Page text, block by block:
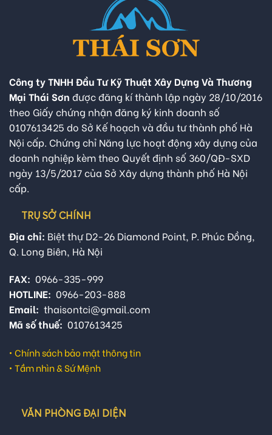
Công ty TNHH Đầu Tư Kỹ Thuật Xây Dựng Và Thương
Mại Thái Sơn được đăng kí thành lập ngày 28/10/2016
theo Giấy chứng nhận đăng ký kinh doanh số
0107613425 do Sở Kế hoạch và đầu tư thành phố Hà
Nội cấp. Chứng chỉ Năng lực hoạt động xây dựng của
doanh nghiệp kèm theo Quyết định số 360/QĐ-SXD
ngày 13/5/2017 của Sở Xây dựng thành phố Hà Nội
cấp.
TRỤ SỞ CHÍNH
Địa chỉ: Biệt thự D2-26 Diamond Point, P. Phúc Đồng,
Q. Long Biên, Hà Nội
FAX: 0966-335-999
HOTLINE: 0966-203-888
Email: thaisontci@gmail.com
Mã số thuế: 0107613425
• Chính sách bảo mật thông tin
• Tầm nhìn & Sứ Mệnh
VĂN PHÒNG ĐẠI DIỆN